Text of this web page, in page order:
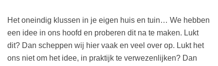
Het oneindig klussen in je eigen huis en tuin… We hebben
een idee in ons hoofd en proberen dit na te maken. Lukt
dit? Dan scheppen wij hier vaak en veel over op. Lukt het
ons niet om het idee, in praktijk te verwezenlijken? Dan